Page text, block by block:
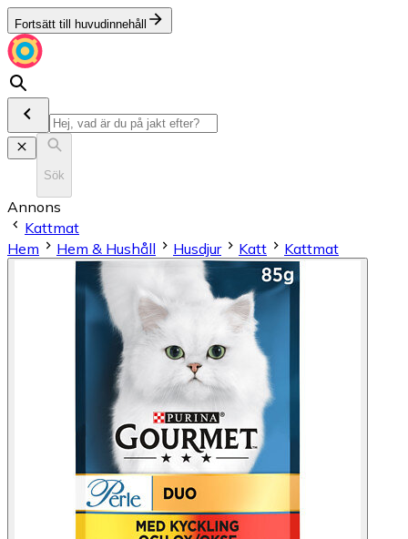
Fortsätt till huvudinnehåll
Sök
Annons
Kattmat
Hem
Hem & Hushåll Husdjur Katt Kattmat